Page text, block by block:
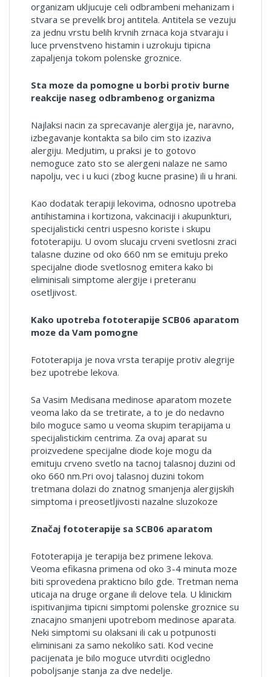
organizam ukljucuje celi odbrambeni mehanizam i
stvara se prevelik broj antitela. Antitela se vezuju
za jednu vrstu belih krvnih zrnaca koja stvaraju i
luce prvenstveno histamin i uzrokuju tipicna
zapaljenja tokom polenske groznice.
Sta moze da pomogne u borbi protiv burne
reakcije naseg odbrambenog organizma
Najlaksi nacin za sprecavanje alergija je, naravno,
izbegavanje kontakta sa bilo cim sto izaziva
alergiju. Medjutim, u praksi je to gotovo
nemoguce zato sto se alergeni nalaze ne samo
napolju, vec i u kuci (zbog kucne prasine) ili u hrani.
Kao dodatak terapiji lekovima, odnosno upotreba
antihistamina i kortizona, vakcinaciji i akupunkturi,
specijalisticki centri uspesno koriste i skupu
fototerapiju. U ovom slucaju crveni svetlosni zraci
talasne duzine od oko 660 nm se emituju preko
specijalne diode svetlosnog emitera kako bi
eliminisali simptome alergije i preteranu
osetljivost.
Kako upotreba fototerapije SCB06 aparatom
moze da Vam pomogne
Fototerapija je nova vrsta terapije protiv alegrije
bez upotrebe lekova.
Sa Vasim Medisana medinose aparatom mozete
veoma lako da se tretirate, a to je do nedavno
bilo moguce samo u veoma skupim terapijama u
specijalistickim centrima. Za ovaj aparat su
proizvedene specijalne diode koje mogu da
emituju crveno svetlo na tacnoj talasnoj duzini od
oko 660 nm.Pri ovoj talasnoj duzini tokom
tretmana dolazi do znatnog smanjenja alergijskih
simptoma i preosetljivosti nazalne sluzokoze
Značaj fototerapije sa SCB06 aparatom
Fototerapija je terapija bez primene lekova.
Veoma efikasna primena od oko 3-4 minuta moze
biti sprovedena prakticno bilo gde. Tretman nema
uticaja na druge organe ili delove tela. U klinickim
ispitivanjima tipicni simptomi polenske groznice su
znacajno smanjeni upotrebom medinose aparata.
Neki simptomi su olaksani ili cak u potpunosti
eliminisani za samo nekoliko sati. Kod vecine
pacijenata je bilo moguce utvrditi ocigledno
poboljsanje stanja za dve nedelje.